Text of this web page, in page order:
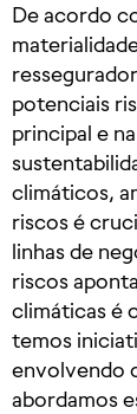
De acordo
potenciais
principal e
climáticos,
riscos é
linhas de
riscos
climáticas é
temos
envolvendo
abordamos